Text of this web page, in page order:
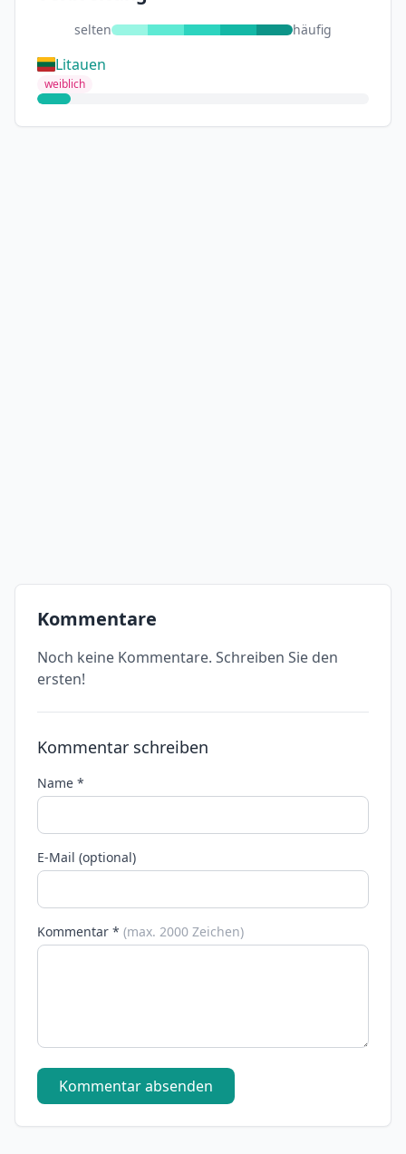
selten häufig
Litauen
weiblich
Kommentare
Noch keine Kommentare. Schreiben Sie den
ersten!
Kommentar schreiben
Name *
E-Mail (optional)
Kommentar * (max. 2000 Zeichen)
Kommentar absenden